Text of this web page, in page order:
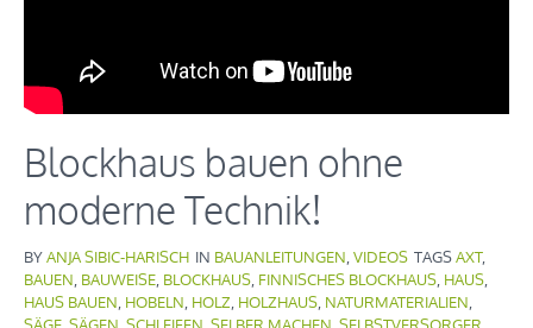
Blockhaus bauen ohne
moderne Technik!
BYANJA SIBIC-HARISCH IN BAUANLEITUNGEN VIDEOS TAGSAXT,
BAUEN BAUWEISE BLOCKHAUS FINNISCHES BLOCKHAUS HAUS
HAUS BAUEN HOBELN HOLZ HOLZHAUS NATURMATERIALIEN
SÄGE SÄGEN SCHLEIFEN SELBER MACHEN SELBSTVERSORGER